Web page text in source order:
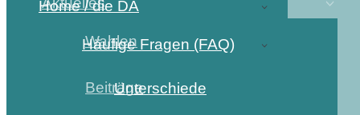
Wahlen
Beiträge
Home / die DA
Häufige Fragen (FAQ)
Unterschiede